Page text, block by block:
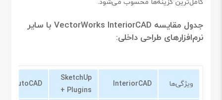
جدول مقایسه VectorWorks InteriorCAD با سایر
نرم‌افزارهای طراحی داخلی:
ویژگی‌ها InteriorCAD
SketchUp
+ Plugins
AutoCAD